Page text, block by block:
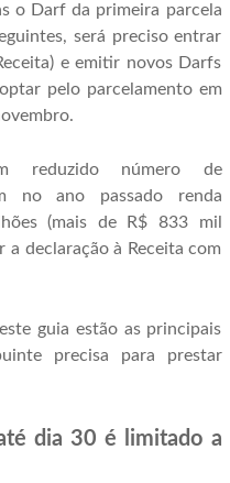
o Darf da primeira parcela
será preciso entrar
e emitir novos Darfs
pelo parcelamento em
reduzido número de
no ano passado renda
(mais de R$ 833 mil
a declaração à Receita com
guia estão as principais
precisa para prestar
dia 30 é limitado a